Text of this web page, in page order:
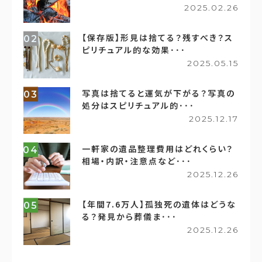
2025.02.26
02
【保存版】形見は捨てる？残すべき？ス
ピリチュアル的な効果･･･
2025.05.15
03
写真は捨てると運気が下がる？写真の
処分はスピリチュアル的･･･
2025.12.17
04
一軒家の遺品整理費用はどれくらい？
相場・内訳・注意点など･･･
2025.12.26
05
【年間7.6万人】孤独死の遺体はどうな
る？発見から葬儀ま･･･
2025.12.26